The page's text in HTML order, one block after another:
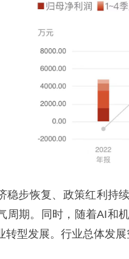
稳步恢复、政策红利持
周期。同时，随着AI和
转型发展。行业总体发展